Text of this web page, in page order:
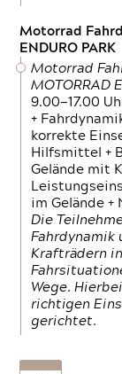
Motorrad
ENDURO PARK
Motorrad
MOTORRAD
9.00—17.00
+
korrekte
Hilfsmittel +
Gelände mit
im Gelände +
Die
Fahrdynamik
Krafträdern
Wege.
richtigen
gerichtet.